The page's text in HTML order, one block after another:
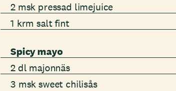
2 msk pressad limejuice
1 krm salt fint
Spicy mayo
2 dl majonnäs
3 msk sweet chilisås